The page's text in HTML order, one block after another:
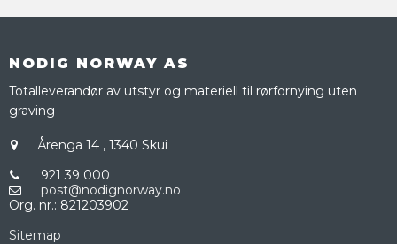
NODIG NORWAY AS
Totalleverandør av utstyr og materiell til rørfornying uten
graving
Årenga 14 , 1340 Skui
921 39 000
post@nodignorway.no
Org. nr.: 821203902
Sitemap